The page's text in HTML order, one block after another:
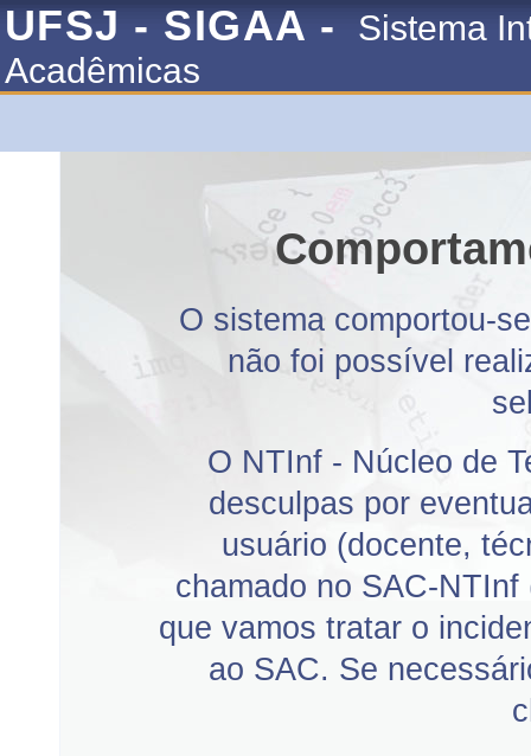
UFSJ - SIGAA -
Sistema
Acadêmicas
O sistema comportou-
não foi possível
O NTInf - Núcleo de
desculpas por
usuário (docente,
chamado no SAC-NTInf
que vamos tratar o
ao SAC. Se